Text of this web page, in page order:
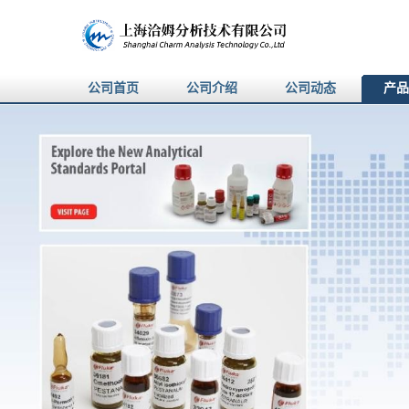
公司首页 公司介绍 公司动态 产